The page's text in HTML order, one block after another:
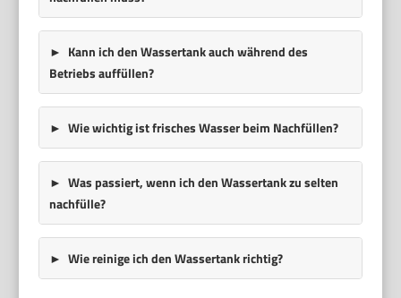
Kann ich den Wassertank auch während des
Betriebs auffüllen?
Wie wichtig ist frisches Wasser beim Nachfüllen?
Was passiert, wenn ich den Wassertank zu selten
nachfülle?
Wie reinige ich den Wassertank richtig?